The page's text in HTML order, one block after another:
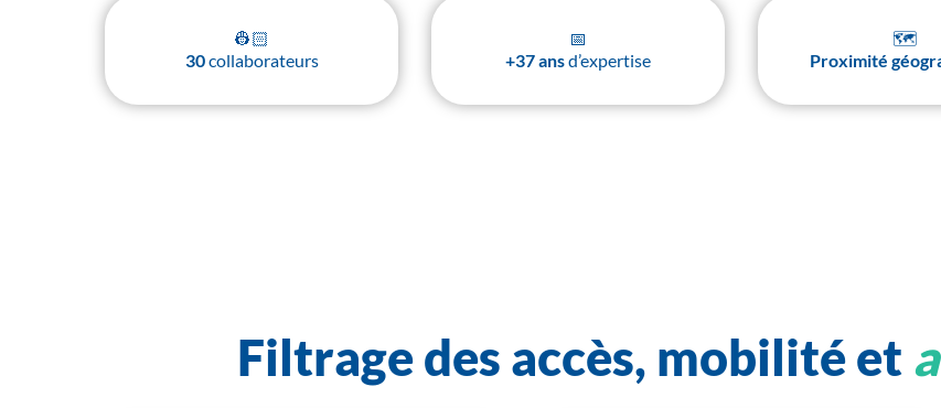
👷🏻
30collaborateurs
📅
+37 ansd’expertise
🗺️
Proximité
Filtrage des accès, mobilité et